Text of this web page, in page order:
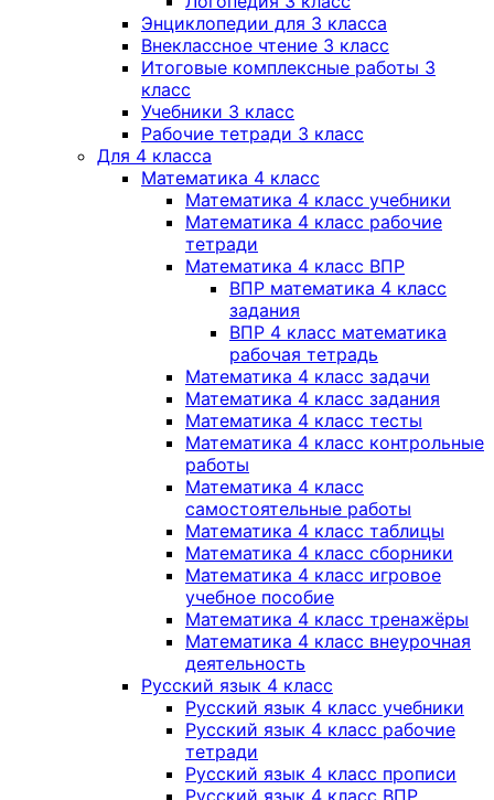
Энциклопедии для 3 класса
Внеклассное чтение 3 класс
Итоговые комплексные работы 3
класс
Учебники 3 класс
Рабочие тетради 3 класс
Для 4 класса
Математика 4 класс
Математика 4 класс учебники
Математика 4 класс рабочие
тетради
Математика 4 класс ВПР
ВПР математика 4 класс
задания
ВПР 4 класс математика
рабочая тетрадь
Математика 4 класс задачи
Математика 4 класс задания
Математика 4 класс тесты
Математика 4 класс контрольные
работы
Математика 4 класс
самостоятельные работы
Математика 4 класс таблицы
Математика 4 класс сборники
Математика 4 класс игровое
учебное пособие
Математика 4 класс тренажёры
Математика 4 класс внеурочная
деятельность
Русский язык 4 класс
Русский язык 4 класс учебники
Русский язык 4 класс рабочие
тетради
Русский язык 4 класс прописи
Русский язык 4 класс ВПР